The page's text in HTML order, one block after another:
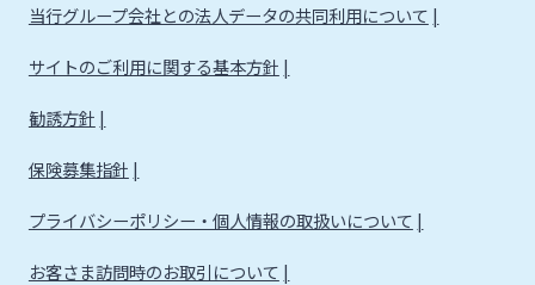
当行グループ会社との法人データの共同利用について
サイトのご利用に関する基本方針
勧誘方針
保険募集指針
プライバシーポリシー・個人情報の取扱いについて
お客さま訪問時のお取引について